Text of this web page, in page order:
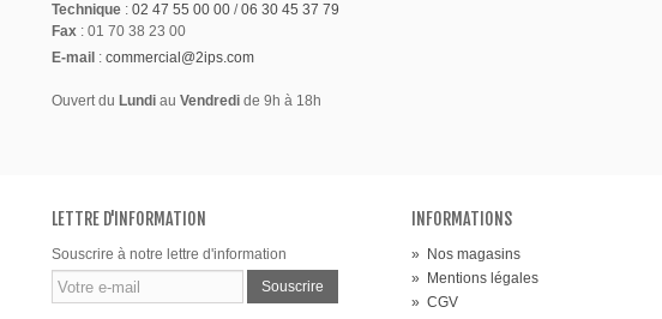
Technique : 02 47 55 00 00 /06 30 45 37 79
Fax : 01 70 38 23 00
E-mail : commercial@2ips.com
Ouvert du Lundi au Vendredi de 9h à 18h
LETTRE D'INFORMATION
Souscrire à notre lettre d'information
Souscrire
INFORMATIONS
»
Nos magasins
»
Mentions légales
» CGV